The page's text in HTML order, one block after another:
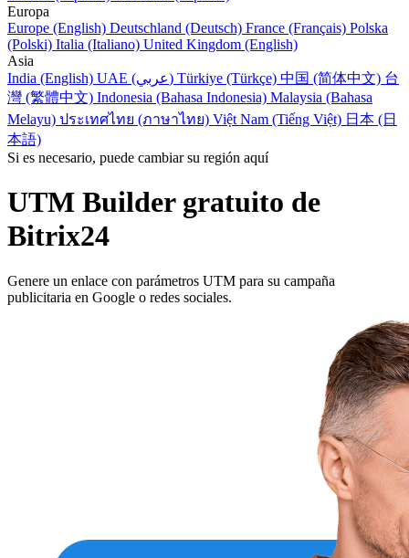
Europa
Europe (English) Deutschland (Deutsch) France (Français) Polska
(Polski) Italia (Italiano) United Kingdom (English)
Asia
India (English)
UAE (عربي) Türkiye (Türkçe) 中国 (简体中文) 台
灣 (繁體中文) Indonesia (Bahasa Indonesia) Malaysia (Bahasa
Melayu) ประเทศไทย (ภาษาไทย) Việt Nam (Tiếng Việt) 日本 (日
本語)
Si es necesario, puede cambiar su región aquí
UTM Builder gratuito de
Bitrix24
Genere un enlace con parámetros UTM para su campaña
publicitaria en Google o redes sociales.